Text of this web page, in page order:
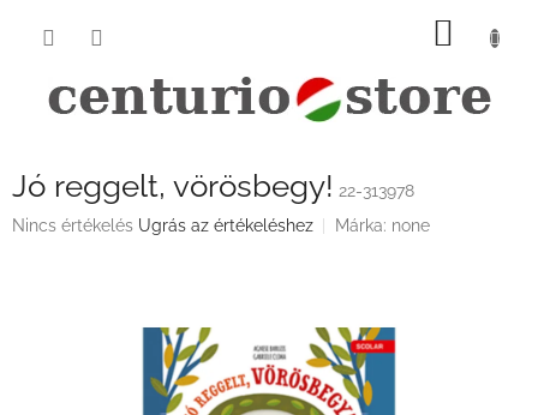
KOSÁR
Jó reggelt, vörösbegy! 22-313978
A
Nincs értékelés Ugrás az értékeléshez Márka: none